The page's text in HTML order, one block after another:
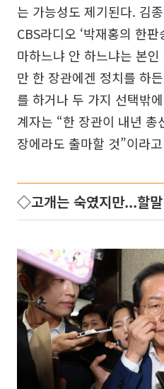
는 가능성도 제기된다. 김
CBS라디오 ‘박재홍의 한
마하느냐 안 하느냐는 본
만 한 장관에겐 정치를 하
를 하거나 두 가지 선택밖
계자는 “한 장관이 내년 총
장에라도 출마할 것”이라
◇고개는 숙였지만...할